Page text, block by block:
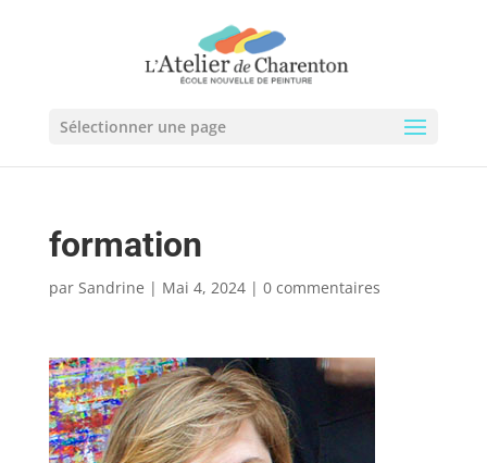
Sélectionner une page
formation
par Sandrine | Mai 4, 2024| 0 commentaires